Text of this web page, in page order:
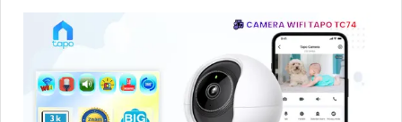
kiện thiếu sáng